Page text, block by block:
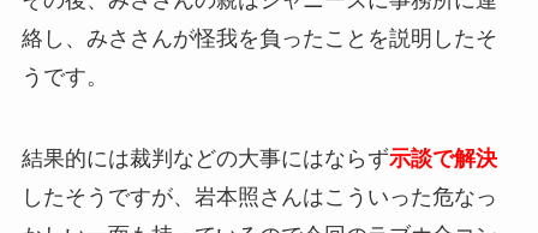
絡し、みささんが怪我を負ったことを説明したそ
うです。
結果的には裁判などの大事にはならず示談で解決
したそうですが、岩本照さんはこういった危なっ